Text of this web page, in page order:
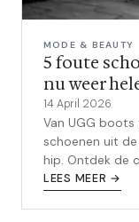
MODE & BEAUTY
5 foute
nu weer
14 April 2026
Van UGG
schoenen uit
hip. Ontdek de
LEES MEER →